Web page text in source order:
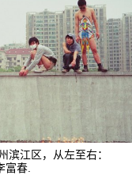
滨江区，从左至右：
富春.